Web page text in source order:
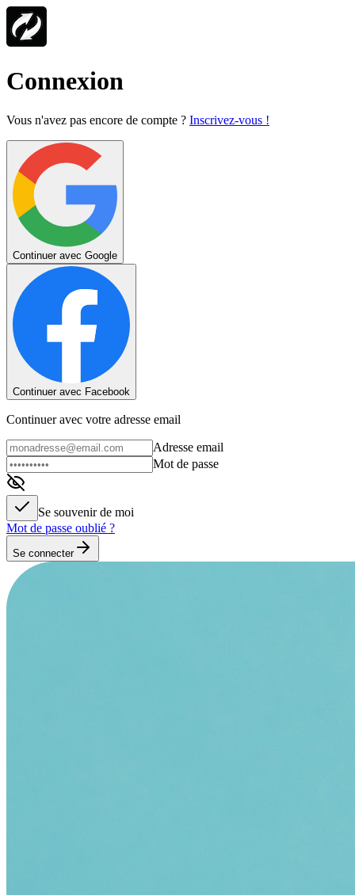
Connexion
Vous n'avez pas encore de compte ? Inscrivez-vous !
Continuer avec Google
Continuer avec Facebook
Continuer avec votre adresse email
Adresse email
Mot de passe
Se souvenir de moi
Mot de passe oublié ?
Se connecter